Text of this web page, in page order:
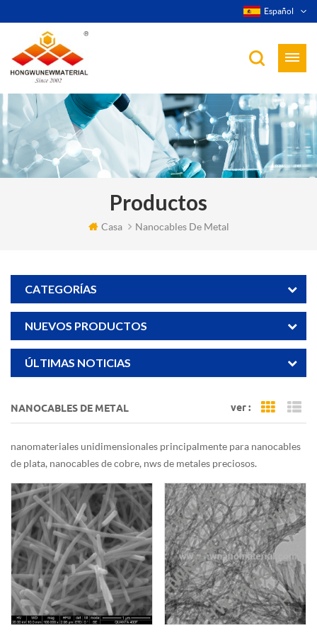
Español
Productos
Casa Nanocables De Metal
CATEGORÍAS
NUEVOS PRODUCTOS
ÚLTIMAS NOTICIAS
NANOCABLES DE METAL ver : Grid
nanomateriales unidimensionales principalmente para nanocables
de plata, nanocables de cobre, nws de metales preciosos.